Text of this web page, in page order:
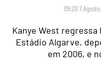
09:20 7
Kanye West
Estádio Algarve,
em 2006, e